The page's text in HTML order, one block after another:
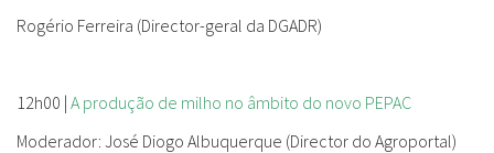
Rogério Ferreira (Director-geral da DGADR)
12h00 | A produção de milho no âmbito do novo PEPAC
Moderador: José Diogo Albuquerque (Director do Agroportal)